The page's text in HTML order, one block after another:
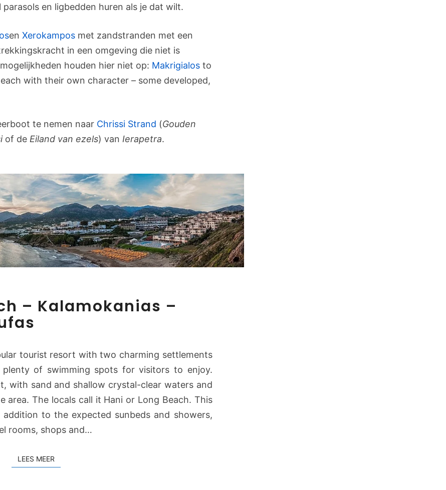
en ligbedden huren als je dat wilt.
en Xerokampos met zandstranden met een
in een omgeving die niet is
houden hier niet op: Makrigialos to
with their own character – some developed,
te nemen naar Chrissi Strand (Gouden
of de Eiland van ezels) van Ierapetra.
a
g
i
a
l
s
B
a
c
– Kalamokanias –
tourist resort with two charming settlements
plenty of swimming spots for visitors to enjoy.
with sand and shallow crystal-clear waters and
The locals call it Hani or Long Beach. This
to the expected sunbeds and showers,
rooms, shops and…
LEES MEER